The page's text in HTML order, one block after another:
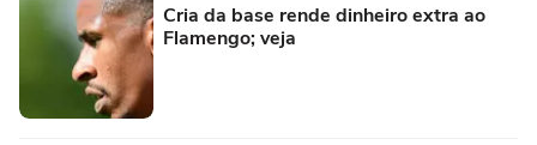
Cria da base rende dinheiro extra ao
Flamengo; veja